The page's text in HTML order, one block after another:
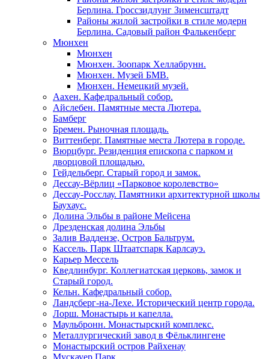
Берлина. Гроссзидлунг Зименсштадт
Районы жилой застройки в стиле модерн
Берлина. Садовый район Фалькенберг
Мюнхен
Мюнхен
Мюнхен. Зоопарк Хеллабрунн.
Мюнхен. Музей БМВ.
Мюнхен. Немецкий музей.
Аахен. Кафедральный собор.
Айслебен. Памятные места Лютера.
Бамберг
Бремен. Рыночная площадь.
Виттенберг. Памятные места Лютера в городе.
Вюрцбург. Резиденция епископа с парком и
дворцовой площадью.
Гейдельберг. Старый город и замок.
Дессау-Вёрлиц «Парковое королевство»
Дессау-Росслау. Памятники архитектурной школы
Баухаус.
Долина Эльбы в районе Мейсена
Дрезденская долина Эльбы
Залив Ваддензе, Остров Бальтрум.
Кассель. Парк Штаатспарк Карлсауэ.
Карьер Мессель
Кведлинбург. Коллегиатская церковь, замок и
Старый город.
Кельн. Кафедральный собор.
Ландсберг-на-Лехе. Исторический центр города.
Лорш. Монастырь и капелла.
Маульбронн. Монастырский комплекс.
Металлургический завод в Фёльклингене
Монастырский остров Райхенау
Мускауер Парк